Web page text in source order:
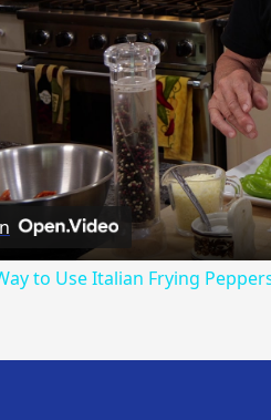
to Use Italian Frying